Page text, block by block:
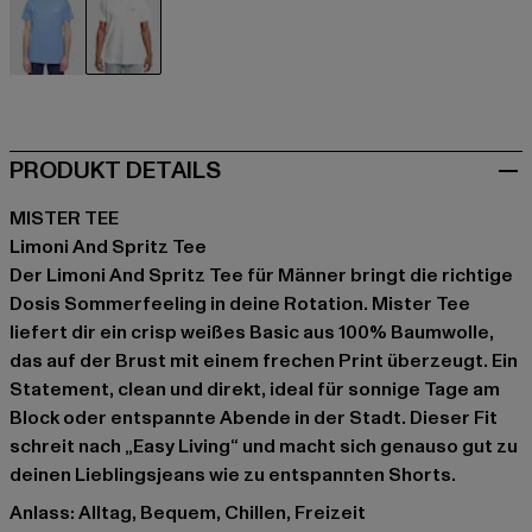
PRODUKT DETAILS
MISTER TEE
Limoni And Spritz Tee
Der Limoni And Spritz Tee für Männer bringt die richtige
Dosis Sommerfeeling in deine Rotation. Mister Tee
liefert dir ein crisp weißes Basic aus 100% Baumwolle,
das auf der Brust mit einem frechen Print überzeugt. Ein
Statement, clean und direkt, ideal für sonnige Tage am
Block oder entspannte Abende in der Stadt. Dieser Fit
schreit nach „Easy Living“ und macht sich genauso gut zu
deinen Lieblingsjeans wie zu entspannten Shorts.
Anlass: Alltag, Bequem, Chillen, Freizeit